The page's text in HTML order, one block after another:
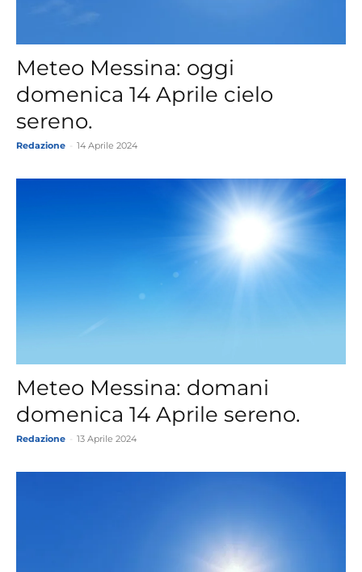
Meteo Messina: oggi
domenica 14 Aprile cielo
sereno.
Redazione 14 Aprile 2024
Meteo Messina: domani
domenica 14 Aprile sereno.
Redazione 13 Aprile 2024